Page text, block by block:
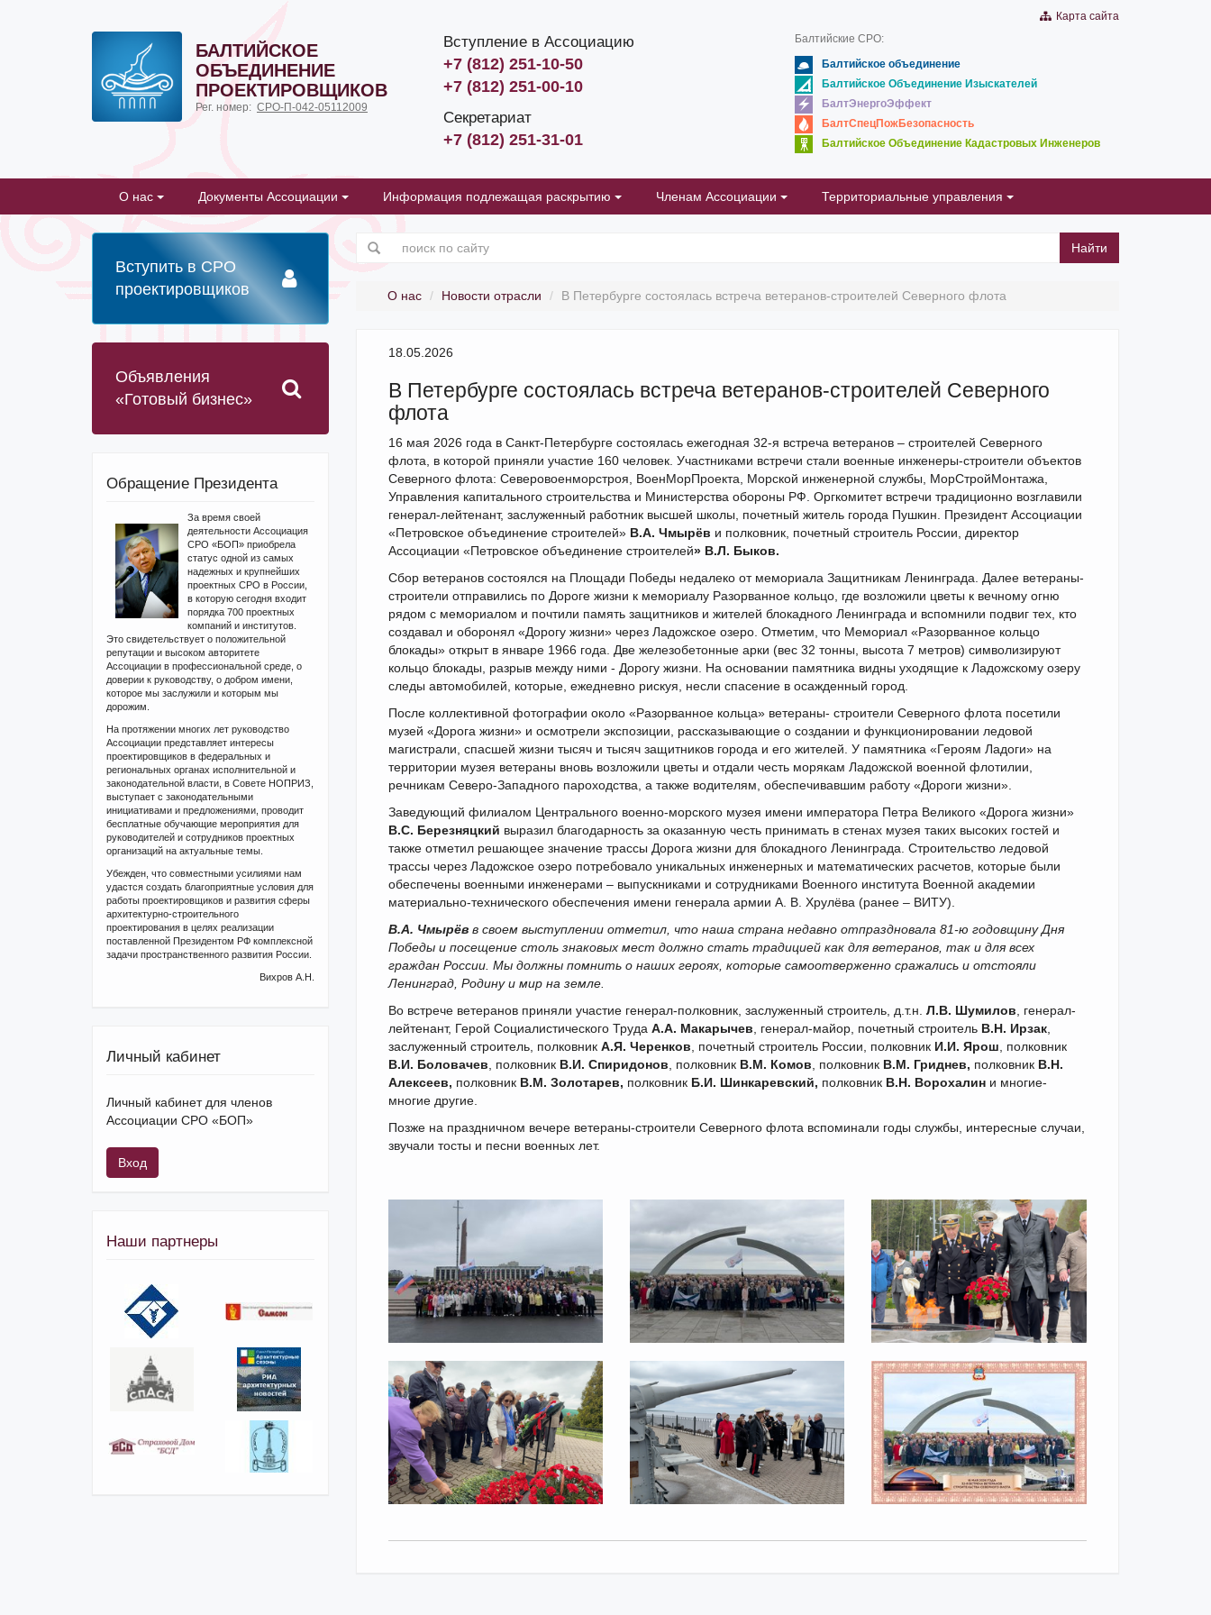
БАЛТИЙСКОЕ
ОБЪЕДИНЕНИЕ
ПРОЕКТИРОВЩИКОВ
Рег. номер: СРО-П-042-05112009
Вступление в Ассоциацию
+7 (812) 251-10-50
+7 (812) 251-00-10
Секретариат
+7 (812) 251-31-01
Карта сайта
Балтийские СРО:
Балтийское объединение
Балтийское Объединение Изыскателей
БалтЭнергоЭффект
БалтСпецПожБезопасность
Балтийское Объединение Кадастровых Инженеров
О нас Документы Ассоциации Информация подлежащая раскрытию Членам Ассоциации Территориальные управления
Найти
О нас Новости отрасли В Петербурге состоялась встреча ветеранов-строителей Северного флота
18.05.2026
В Петербурге состоялась встреча ветеранов-строителей Северного
флота
16 мая 2026 года в Санкт-Петербурге состоялась ежегодная 32-я встреча ветеранов – строителей Северного
флота, в которой приняли участие 160 человек. Участниками встречи стали военные инженеры-строители объектов
Северного флота: Северовоенморстроя, ВоенМорПроекта, Морской инженерной службы, МорСтройМонтажа,
Управления капитального строительства и Министерства обороны РФ. Оргкомитет встречи традиционно возглавили
генерал-лейтенант, заслуженный работник высшей школы, почетный житель города Пушкин. Президент Ассоциации
«Петровское объединение строителей» В.А. Чмырёв и полковник, почетный строитель России, директор
Ассоциации «Петровское объединение строителей» В.Л. Быков.
Сбор ветеранов состоялся на Площади Победы недалеко от мемориала Защитникам Ленинграда. Далее ветераны-
строители отправились по Дороге жизни к мемориалу Разорванное кольцо, где возложили цветы к вечному огню
рядом с мемориалом и почтили память защитников и жителей блокадного Ленинграда и вспомнили подвиг тех, кто
создавал и оборонял «Дорогу жизни» через Ладожское озеро. Отметим, что Мемориал «Разорванное кольцо
блокады» открыт в январе 1966 года. Две железобетонные арки (вес 32 тонны, высота 7 метров) символизируют
кольцо блокады, разрыв между ними - Дорогу жизни. На основании памятника видны уходящие к Ладожскому озеру
следы автомобилей, которые, ежедневно рискуя, несли спасение в осажденный город.
После коллективной фотографии около «Разорванное кольца» ветераны- строители Северного флота посетили
музей «Дорога жизни» и осмотрели экспозиции, рассказывающие о создании и функционировании ледовой
магистрали, спасшей жизни тысяч и тысяч защитников города и его жителей. У памятника «Героям Ладоги» на
территории музея ветераны вновь возложили цветы и отдали честь морякам Ладожской военной флотилии,
речникам Северо-Западного пароходства, а также водителям, обеспечивавшим работу «Дороги жизни».
Заведующий филиалом Центрального военно-морского музея имени императора Петра Великого «Дорога жизни»
В.С. Березняцкий выразил благодарность за оказанную честь принимать в стенах музея таких высоких гостей и
также отметил решающее значение трассы Дорога жизни для блокадного Ленинграда. Строительство ледовой
трассы через Ладожское озеро потребовало уникальных инженерных и математических расчетов, которые были
обеспечены военными инженерами – выпускниками и сотрудниками Военного института Военной академии
материально-технического обеспечения имени генерала армии А. В. Хрулёва (ранее – ВИТУ).
В.А. Чмырёв в своем выступлении отметил, что наша страна недавно отпраздновала 81-ю годовщину Дня
Победы и посещение столь знаковых мест должно стать традицией как для ветеранов, так и для всех
граждан России. Мы должны помнить о наших героях, которые самоотверженно сражались и отстояли
Ленинград, Родину и мир на земле.
Во встрече ветеранов приняли участие генерал-полковник, заслуженный строитель, д.т.н. Л.В. Шумилов , генерал-
лейтенант, Герой Социалистического Труда А.А. Макарычев , генерал-майор, почетный строитель В.Н. Ирзак,
заслуженный строитель, полковник А.Я. Черенков , почетный строитель России, полковник И.И. Ярош , полковник
В.И. Боловачев , полковник В.И. Спиридонов , полковник В.М. Комов , полковник В.М. Гриднев, полковникВ.Н.
Алексеев, полковник В.М. Золотарев, полковникБ.И. Шинкаревский, полковник В.Н. Ворохалини многие-
многие другие.
Позже на праздничном вечере ветераны-строители Северного флота вспоминали годы службы, интересные случаи,
звучали тосты и песни военных лет.
Вступить в СРО
проектировщиков
Объявления
«Готовый бизнес»
Обращение Президента
За время своей
деятельности Ассоциация
СРО «БОП» приобрела
статус одной из самых
надежных и крупнейших
проектных СРО в России,
в которую сегодня входит
порядка 700 проектных
компаний и институтов.
Это свидетельствует о положительной
репутации и высоком авторитете
Ассоциации в профессиональной среде, о
доверии к руководству, о добром имени,
которое мы заслужили и которым мы
дорожим.
На протяжении многих лет руководство
Ассоциации представляет интересы
проектировщиков в федеральных и
региональных органах исполнительной и
законодательной власти, в Совете НОПРИЗ,
выступает с законодательными
инициативами и предложениями, проводит
бесплатные обучающие мероприятия для
руководителей и сотрудников проектных
организаций на актуальные темы.
Убежден, что совместными усилиями нам
удастся создать благоприятные условия для
работы проектировщиков и развития сферы
архитектурно-строительного
проектирования в целях реализации
поставленной Президентом РФ комплексной
задачи пространственного развития России.
Вихров А.Н.
Личный кабинет
Личный кабинет для членов
Ассоциации СРО «БОП»
Вход
Наши партнеры